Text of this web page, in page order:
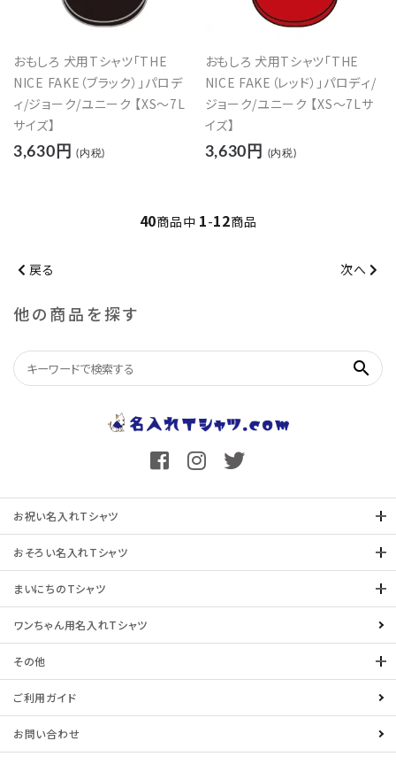
おもしろ 犬用Tシャツ「THE
NICE FAKE（ブラック）」パロデ
ィ/ジョーク/ユニーク 【XS～7L
サイズ】
3,630円 (内税)
おもしろ 犬用Tシャツ「THE
NICE FAKE（レッド）」パロディ/
ジョーク/ユニーク 【XS～7Lサ
イズ】
3,630円 (内税)
40商品中 1-12商品
戻る 次へ
他の商品を探す
search
お祝い名入れTシャツ
おそろい名入れTシャツ
まいにちのTシャツ
ワンちゃん用名入れTシャツ
その他
ご利用ガイド
お問い合わせ